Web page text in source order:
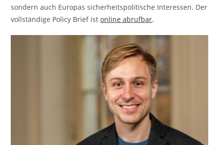
sondern auch Europas sicherheitspolitische Interessen. Der
vollständige Policy Brief istonline abrufbar.